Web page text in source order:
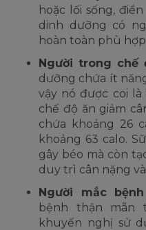
hoặc lối sống,
dinh dưỡng có
hoàn toàn phù
Người trong chế
dưỡng chứa ít
vậy nó được coi
chế độ ăn giảm
chứa khoảng 26
khoảng 63 calo.
gây béo mà còn
duy trì cân nặng
Người mắc
bệnh thận mãn
khuyến nghị sử